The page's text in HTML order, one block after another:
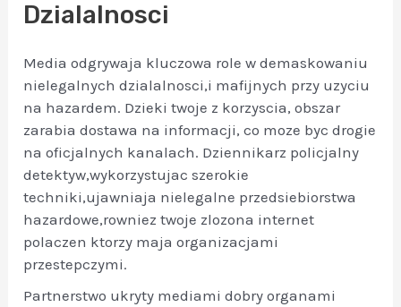
Dzialalnosci
Media odgrywaja kluczowa role w demaskowaniu
nielegalnych dzialalnosci,i mafijnych przy uzyciu
na hazardem. Dzieki twoje z korzyscia, obszar
zarabia dostawa na informacji, co moze byc drogie
na oficjalnych kanalach. Dziennikarz policjalny
detektyw,wykorzystujac szerokie
techniki,ujawniaja nielegalne przedsiebiorstwa
hazardowe,rowniez twoje zlozona internet
polaczen ktorzy maja organizacjami
przestepczymi.
Partnerstwo ukryty mediami dobry organami